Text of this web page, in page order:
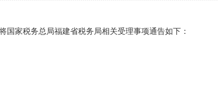
将国家税务总局福建省税务局相关受理事项通告如下：